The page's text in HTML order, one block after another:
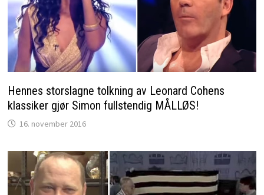
Hennes storslagne tolkning av Leonard Cohens
klassiker gjør Simon fullstendig MÅLLØS!
16. november 2016